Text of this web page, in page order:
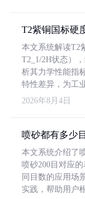
T2紫铜国标硬
本文系统解读T2
T2_1/2H状态）
析其力学性能指
特性差异，为工
2026年8月4日
喷砂都有多少目
本文系统介绍了
喷砂200目对应
同目数的应用场
实践，帮助用户